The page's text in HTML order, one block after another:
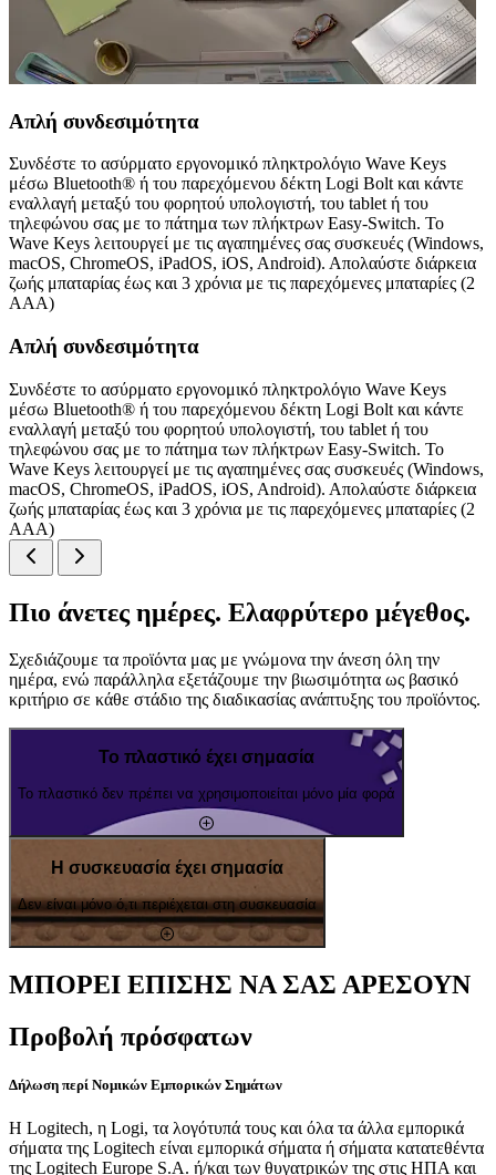
Απλή συνδεσιμότητα
Συνδέστε το ασύρματο εργονομικό πληκτρολόγιο Wave Keys
μέσω Bluetooth® ή του παρεχόμενου δέκτη Logi Bolt και κάντε
εναλλαγή μεταξύ του φορητού υπολογιστή, του tablet ή του
τηλεφώνου σας με το πάτημα των πλήκτρων Easy-Switch. Το
Wave Keys λειτουργεί με τις αγαπημένες σας συσκευές (Windows,
macOS, ChromeOS, iPadOS, iOS, Android). Απολαύστε διάρκεια
ζωής μπαταρίας έως και 3 χρόνια με τις παρεχόμενες μπαταρίες (2
AAA)
Απλή συνδεσιμότητα
Συνδέστε το ασύρματο εργονομικό πληκτρολόγιο Wave Keys
μέσω Bluetooth® ή του παρεχόμενου δέκτη Logi Bolt και κάντε
εναλλαγή μεταξύ του φορητού υπολογιστή, του tablet ή του
τηλεφώνου σας με το πάτημα των πλήκτρων Easy-Switch. Το
Wave Keys λειτουργεί με τις αγαπημένες σας συσκευές (Windows,
macOS, ChromeOS, iPadOS, iOS, Android). Απολαύστε διάρκεια
ζωής μπαταρίας έως και 3 χρόνια με τις παρεχόμενες μπαταρίες (2
AAA)
Πιο άνετες ημέρες. Ελαφρύτερο μέγεθος.
Σχεδιάζουμε τα προϊόντα μας με γνώμονα την άνεση όλη την
ημέρα, ενώ παράλληλα εξετάζουμε την βιωσιμότητα ως βασικό
κριτήριο σε κάθε στάδιο της διαδικασίας ανάπτυξης του προϊόντος.
Το πλαστικό έχει σημασία
Το πλαστικό δεν πρέπει να χρησιμοποιείται μόνο μία φορά
Η συσκευασία έχει σημασία
Δεν είναι μόνο ό,τι περιέχεται στη συσκευασία
ΜΠΟΡΕΙ ΕΠΙΣΗΣ ΝΑ ΣΑΣ ΑΡΕΣΟΥΝ
Προβολή πρόσφατων
Δήλωση περί Νομικών Εμπορικών Σημάτων
Η Logitech, η Logi, τα λογότυπά τους και όλα τα άλλα εμπορικά
σήματα της Logitech είναι εμπορικά σήματα ή σήματα κατατεθέντα
της Logitech Europe S.A. ή/και των θυγατρικών της στις ΗΠΑ και